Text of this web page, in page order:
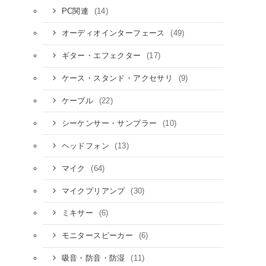
PC関連 (14)
オーディオインターフェース (49)
ギター・エフェクター (17)
ケース・スタンド・アクセサリ (9)
ケーブル (22)
シーケンサー・サンプラー (10)
ヘッドフォン (13)
マイク (64)
マイクプリアンプ (30)
ミキサー (6)
モニタースピーカー (6)
吸音・防音・防湿 (11)